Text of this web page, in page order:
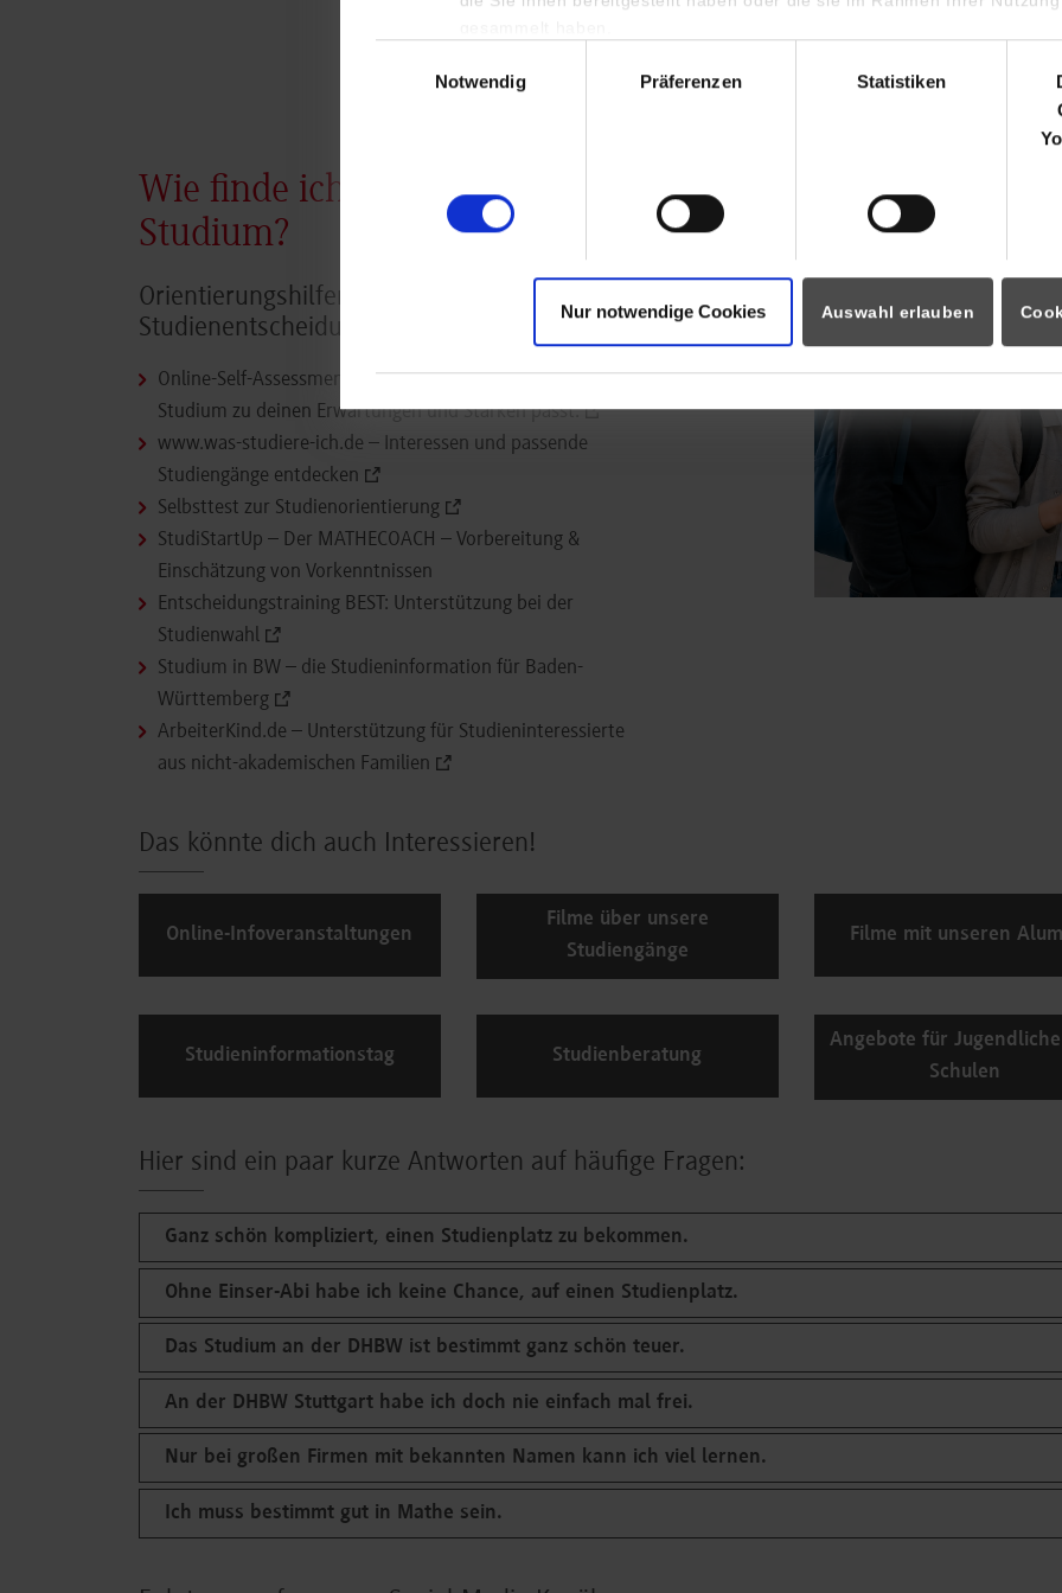
Notwendig
Präferenzen Statistiken
Nur notwendige Cookies Auswahl erlauben
Zulassung zum Studium
erhalten
Infos für künftige Erstsemester
Wie finde ich das passende
Studium?
Orientierungshilfen für deine
Studienentscheidung.
Online-Self-Assessment (OSA) entdecke, ob ein duales
Studium zu deinen Erwartungen und Stärken passt.
www.was-studiere-ich.de – Interessen und passende
Studiengänge entdecken
Selbsttest zur Studienorientierung
StudiStartUp – Der MATHECOACH – Vorbereitung &
Einschätzung von Vorkenntnissen
Entscheidungstraining BEST: Unterstützung bei der
Studienwahl
Studium in BW – die Studieninformation für Baden-
Württemberg
ArbeiterKind.de – Unterstützung für Studieninteressierte
aus nicht-akademischen Familien
Das könnte dich auch Interessieren!
Online-Infoveranstaltungen
Filme über unsere
Studiengänge
Filme mit unseren
Studieninformationstag Studienberatung
Angebote für
Schulen
Hier sind ein paar kurze Antworten auf häufige Fragen:
Ganz schön kompliziert, einen Studienplatz zu bekommen.
Ohne Einser-Abi habe ich keine Chance, auf einen Studienplatz.
Das Studium an der DHBW ist bestimmt ganz schön teuer.
An der DHBW Stuttgart habe ich doch nie einfach mal frei.
Nur bei großen Firmen mit bekannten Namen kann ich viel lernen.
Ich muss bestimmt gut in Mathe sein.